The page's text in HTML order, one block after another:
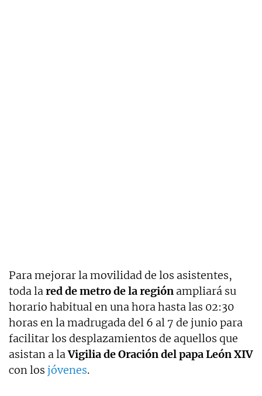
Para mejorar la movilidad de los asistentes,
toda la red de metro de la región ampliará su
horario habitual en una hora hasta las 02:30
horas en la madrugada del 6 al 7 de junio para
facilitar los desplazamientos de aquellos que
asistan a laVigilia de Oración del papa León XIV
con los jóvenes.